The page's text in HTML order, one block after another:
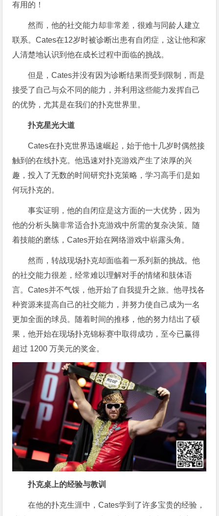
有用的！
然而，他的社交能力却非常差，很难与同龄人建立
联系。Cates在12岁时被诊断出患有自闭症，这让他和家
人清楚地认识到他在成长过程中面临的挑战。
但是，Cates并没有因为诊断结果而受到限制，而是
接受了自己与众不同的能力，并利用这些能力发挥自己
的优势，尤其是在我们的扑克世界里。
扑克星光大道
Cates在扑克世界迅速崛起，始于他十几岁时偶然接
触到的在线扑克。他迅速对扑克游戏产生了浓厚的兴
趣，投入了无数的时间研究扑克策略，学习高手们是如
何玩扑克的。
事实证明，他的自闭症是这方面的一大优势，因为
他的分析头脑非常适合扑克游戏中所需的复杂决策。随
着技能的磨练，Cates开始在网络游戏中崭露头角。
然而，转战现场扑克却面临着一系列新的挑战。他
的社交能力很差，经常难以理解对手的情绪和肢体语
言。Cates并不气馁，他开始了自我提升之旅。他寻找各
种资源来提高自己的社交能力，并努力使自己成为一名
更加全面的球员。随着时间的推移，他的努力结出了硕
果，他开始在现场扑克锦标赛中取得成功，至今已赢得
超过 1200 万美元的奖金。
扑克桌上的经验与教训
在他的扑克生涯中，Cates学到了许多宝贵的经验，